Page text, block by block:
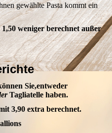
gewählte Pasta kommt ein
weniger berechnet außer
Sie,entweder
Tagliatelle haben.
3,90 extra berechnet.